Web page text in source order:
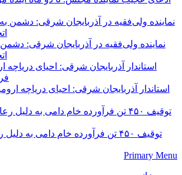
نماینده ولی‌فقیه در آذربایجان شرقی: دشمن
استاندار آذربایجان شرقی: احیای دریاچه
توقیف ۴۵۰ تن فرآورده خام دامی به
Primary Menu